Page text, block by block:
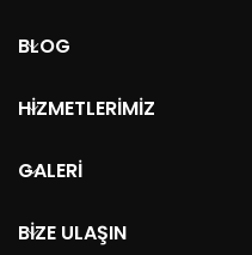
BLOG
HIZMETLERIMIZ
GALERI
BIZE ULAŞIN